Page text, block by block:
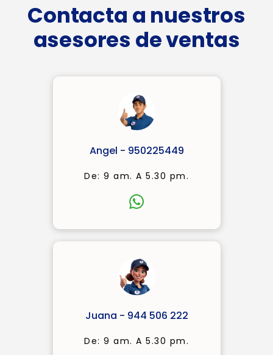
Contacta a nuestros
asesores de ventas
Angel - 950225449
De: 9 am. A 5.30 pm.
Juana - 944 506 222
De: 9 am. A 5.30 pm.